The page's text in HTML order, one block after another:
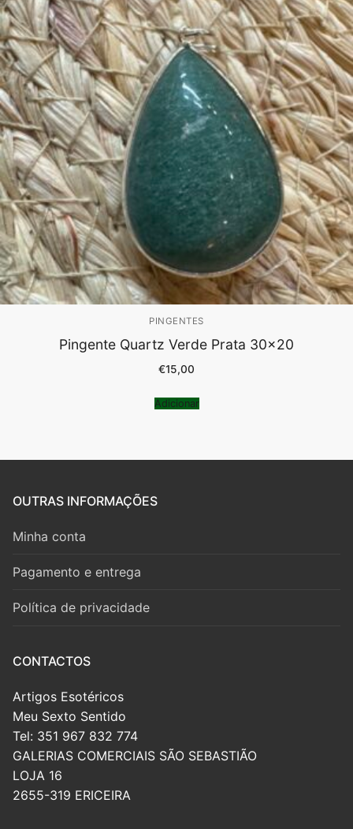
PINGENTES
Pingente Quartz Verde Prata 30×20
€15,00
Adicionar
OUTRAS INFORMAÇÕES
Minha conta
Pagamento e entrega
Política de privacidade
CONTACTOS
Artigos Esotéricos
Meu Sexto Sentido
Tel: 351 967 832 774
GALERIAS COMERCIAIS SÃO SEBASTIÃO
LOJA 16
2655-319 ERICEIRA